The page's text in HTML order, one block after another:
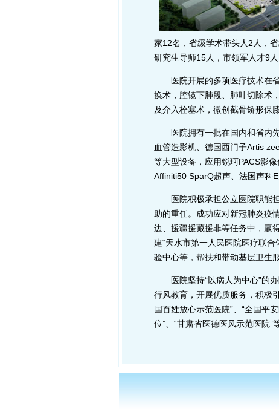
家12名，省级学术带头人2人，
研究生导师15人，市领军人才9
医院开展的多项医疗技术在省
换术，腔镜下肺段、肺叶切除术
及介入栓塞术，微创截骨矫形保
医院拥有一批在国内和省内先
血管造影机、德国西门子Artis
等大型设备，应用锐珂PACS影
Affiniti50 SparQ超声、法国声科
医院积极承担公立医院职能担
助的重任。成功应对新冠肺炎疫
边、援疆援藏援非等任务中，赢
建“天水市第一人民医院医疗联
验中心等，帮扶和带动基层卫生
医院坚持“以病人为中心”的办
行风教育，开展优质服务，积极
国百姓放心示范医院”、“全国平
位”、“甘肃省医德医风示范医院”